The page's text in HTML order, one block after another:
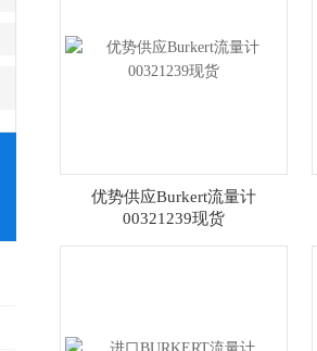
优势供应Burkert流量计
00321239现货